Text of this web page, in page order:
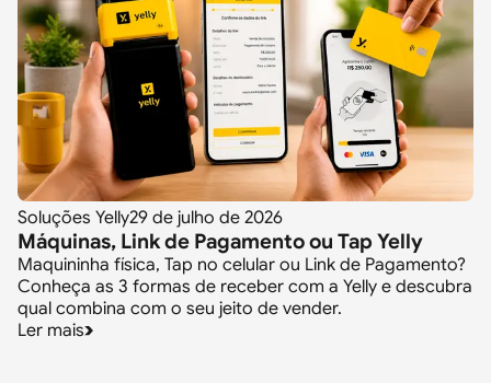
Soluções Yelly29 de julho de 2026
Máquinas, Link de Pagamento ou Tap Yelly
Maquininha física, Tap no celular ou Link de Pagamento?
Conheça as 3 formas de receber com a Yelly e descubra
qual combina com o seu jeito de vender.
Ler mais